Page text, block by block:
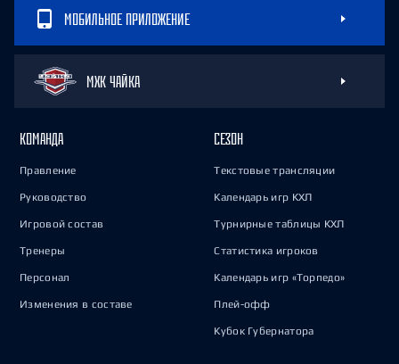
МОБИЛЬНОЕ ПРИЛОЖЕНИЕ
МХК ЧАЙКА
КОМАНДА
Правление
Руководство
Игровой состав
Тренеры
Персонал
Изменения в составе
СЕЗОН
Текстовые трансляции
Календарь игр КХЛ
Турнирные таблицы КХЛ
Статистика игроков
Календарь игр «Торпедо»
Плей-офф
Кубок Губернатора